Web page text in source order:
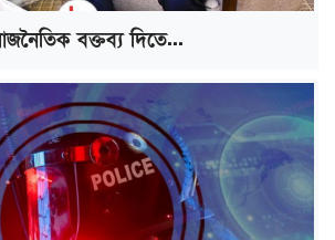
বক্তব্য দিতে...